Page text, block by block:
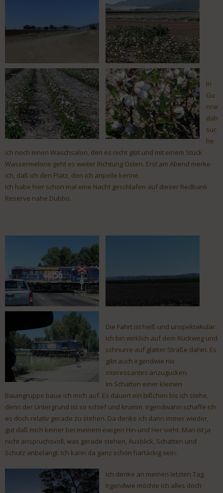
In
Gu
nne
dah
suc
he
ich noch einen Waschsalon, den es nicht gibt und mit einem Stück
Wassermelone geht es weiter Richtung Osten. Erst am Abend merke
ich, daß ich den Platz, den ich anpeile kenne.
Ich habe hier schon mal eine Nacht geschlafen auf dieser Redbank
Reserve nahe Dubbo.
Die Fahrt ist heiß und unspektakulär.
Ich bin wirklich auf dem Rückweg und
schnurre auf glatter Straße dahin. Es
gibt auch irgendwie nix
interessantes anzugucken.
Im Schatten einer kleinen
Baumgruppe baue ich mich auf. Es dauert ein bißchen bis ich stehe,
denn der Untergrund ist so schief und krumm. Irgendwann schaffe ich
es doch relativ gerade zu stehen. Da denke ich dann immer wieder,
gut daß mich keiner bei meinem ewigen Hin-und Her sieht. Man ist ja
nicht anspruchsvoll, was gerade stehen, Ausblick, Schatten und
Schutz anbelangt. Ich kann da ganz schön hartäckig sein.
Ich denke an meinen letzten Tag.
Irgendwie möchte ich alles doch